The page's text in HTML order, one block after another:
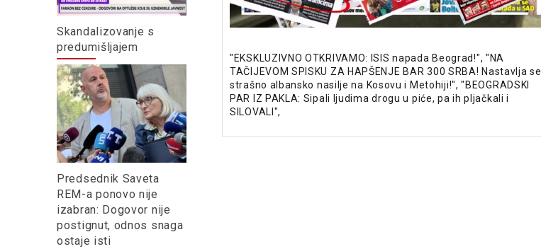
Skandalizovanje s
predumišljajem
Predsednik Saveta
REM-a ponovo nije
izabran: Dogovor nije
postignut, odnos snaga
ostaje isti
"EKSKLUZIVNO OTKRIVAMO: ISIS napada Beograd!", "NA
TAČIJEVOM SPISKU ZA HAPŠENJE BAR 300 SRBA! Nastavlja se
strašno albansko nasilje na Kosovu i Metohiji!", "BEOGRADSKI
PAR IZ PAKLA: Sipali ljudima drogu u piće, pa ih pljačkali i
SILOVALI",